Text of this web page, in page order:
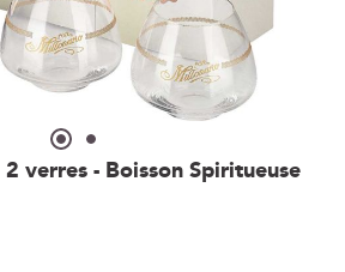
verres - Boisson Spiritueuse